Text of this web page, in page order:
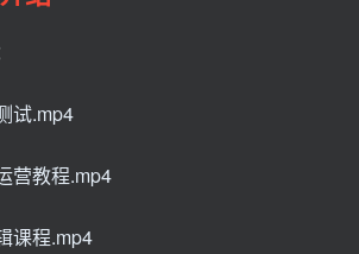
试.mp4
营教程.mp4
课程.mp4